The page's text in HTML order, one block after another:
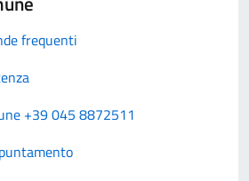
frequenti
+39 045 8872511